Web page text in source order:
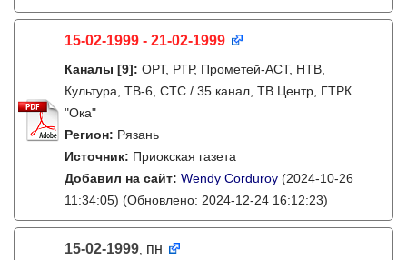
15-02-1999 - 21-02-1999
Каналы [9]: ОРТ, РТР, Прометей-АСТ, НТВ,
Культура, ТВ-6, СТС / 35 канал, ТВ Центр, ГТРК
"Ока"
Регион: Рязань
Источник: Приокская газета
Добавил на сайт: Wendy Corduroy (2024-10-26
11:34:05) (Обновлено: 2024-12-24 16:12:23)
15-02-1999, пн